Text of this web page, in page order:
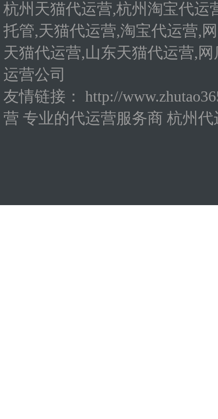
杭州天猫代运营,杭州淘宝代运
托管,天猫代运营,淘宝代运营,
天猫代运营,山东天猫代运营,
运营公司
友情链接：
http://
营 专业的代运营服务商 杭州代